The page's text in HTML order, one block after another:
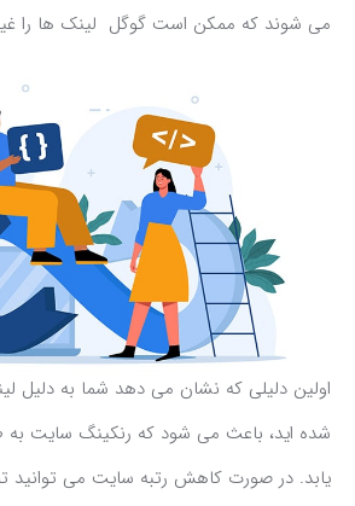
می شوند که ممکن است گوگل لینک ها را
اولین دلیلی که نشان می دهد شما به دلیل
شده اید، باعث می شود که رنکینگ سایت
یابد. در صورت کاهش رتبه سایت می توانید